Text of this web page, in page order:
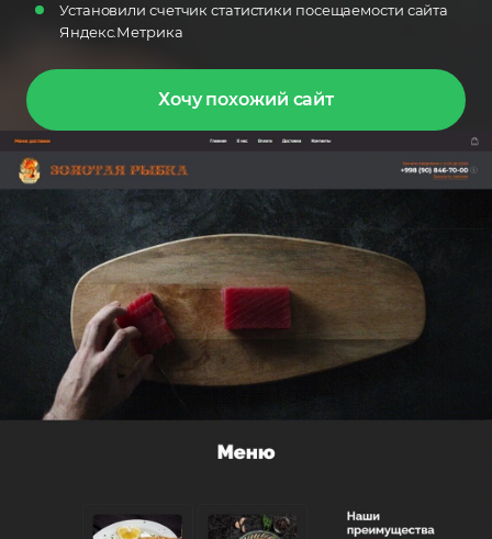
Установили счетчик статистики посещаемости сайта
Яндекс.Метрика
Хочу похожий сайт